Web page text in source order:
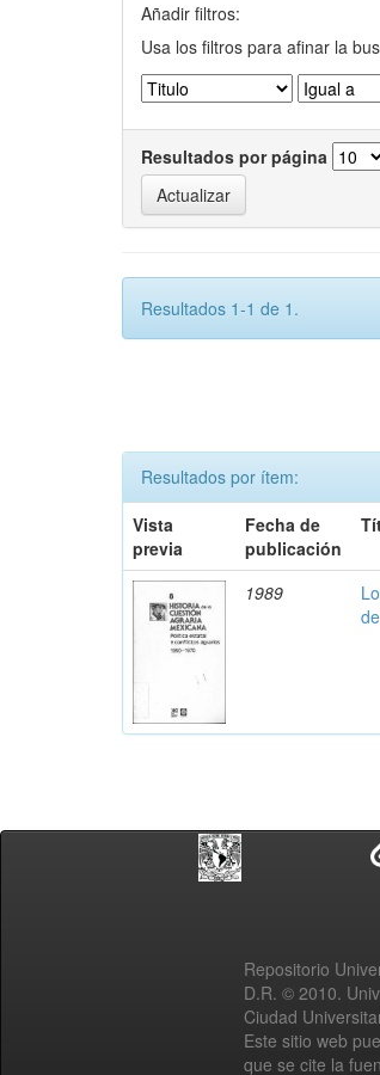
Añadir filtros:
Usa los filtros para afinar la
Resultados por página
Resultados 1-1 de 1.
Resultados por ítem:
Vista
previa
Fecha de
publicación
1989
Repositorio
D.R. © 2010.
Ciudad
Este sitio web
que se cite la